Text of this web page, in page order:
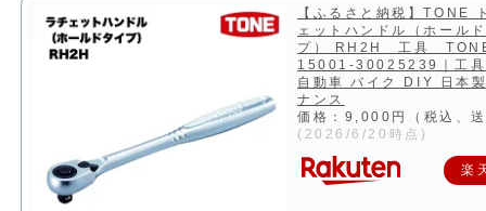
【ふるさと納税】TONE
ェットハンドル（ホール
プ） RH2H 工具
15001-30025239｜工
自動車 バイク DIY 日本
ナンス
価格：9,000円（税込、
(2026/6/20時点)
楽